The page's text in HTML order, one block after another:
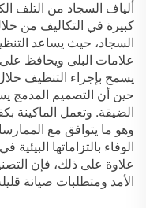
ألياف السجاد من التلف
كبيرة في التكاليف من
السجاد، حيث يساعد
علامات البلى ويحافظ
يسمح بإجراء التنظيف
حين أن التصميم المدمج
الضيقة. وتعمل الماكينة
وهو ما يتوافق مع
الوفاء بالتزاماتها
علاوة على ذلك، فإن
الأمد ومتطلبات صيانة